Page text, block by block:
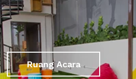
Ruang Acara